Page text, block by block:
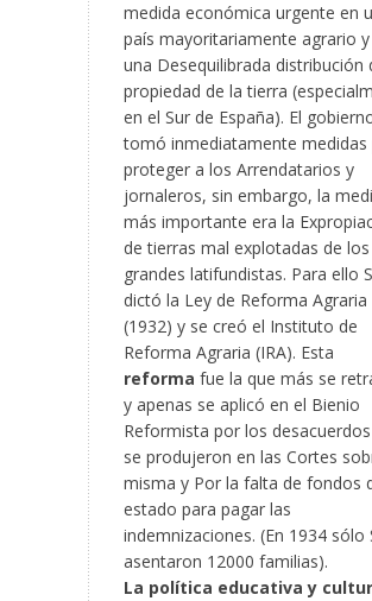
medida económica urgente en
país mayoritariamente agrario
una Desequilibrada distribución
propiedad de la tierra
en el Sur de España). El
tomó inmediatamente medidas
proteger a los Arrendatarios y
jornaleros, sin embargo, la
más importante era la
de tierras mal explotadas de los
grandes latifundistas. Para ello
dictó la Ley de Reforma Agraria
(1932) y se creó el Instituto de
Reforma Agraria (IRA). Esta
reforma fue la que más se
y apenas se aplicó en el Bienio
Reformista por los
se produjeron en las Cortes
misma y Por la falta de fondos
estado para pagar las
indemnizaciones. (En 1934 sólo
asentaron 12000 familias).
La política educativa y